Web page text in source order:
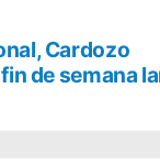
Cardozo
de semana